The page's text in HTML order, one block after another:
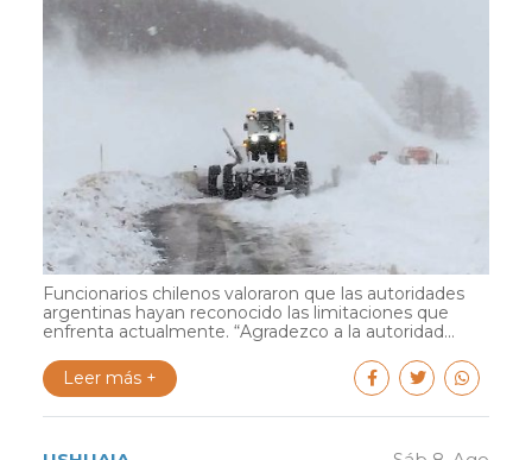
Funcionarios chilenos valoraron que las autoridades
argentinas hayan reconocido las limitaciones que
enfrenta actualmente. “Agradezco a la autoridad...
Leer más +